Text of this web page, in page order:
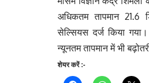
अधिकतम तापमान 21.6
सेल्सियस दर्ज किया
न्यूनतम तापमान में भी
शेयर करें :-